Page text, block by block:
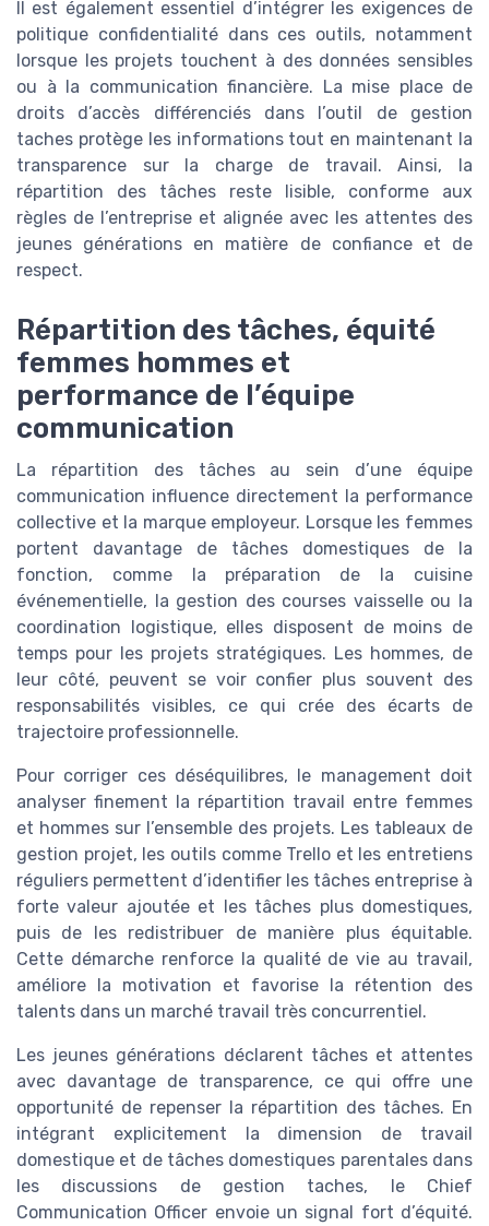
Il est également essentiel d’intégrer les exigences de
politique confidentialité dans ces outils, notamment
lorsque les projets touchent à des données sensibles
ou à la communication financière. La mise place de
droits d’accès différenciés dans l’outil de gestion
taches protège les informations tout en maintenant la
transparence sur la charge de travail. Ainsi, la
répartition des tâches reste lisible, conforme aux
règles de l’entreprise et alignée avec les attentes des
jeunes générations en matière de confiance et de
respect.
Répartition des tâches, équité
femmes hommes et
performance de l’équipe
communication
La répartition des tâches au sein d’une équipe
communication influence directement la performance
collective et la marque employeur. Lorsque les femmes
portent davantage de tâches domestiques de la
fonction, comme la préparation de la cuisine
événementielle, la gestion des courses vaisselle ou la
coordination logistique, elles disposent de moins de
temps pour les projets stratégiques. Les hommes, de
leur côté, peuvent se voir confier plus souvent des
responsabilités visibles, ce qui crée des écarts de
trajectoire professionnelle.
Pour corriger ces déséquilibres, le management doit
analyser finement la répartition travail entre femmes
et hommes sur l’ensemble des projets. Les tableaux de
gestion projet, les outils comme Trello et les entretiens
réguliers permettent d’identifier les tâches entreprise à
forte valeur ajoutée et les tâches plus domestiques,
puis de les redistribuer de manière plus équitable.
Cette démarche renforce la qualité de vie au travail,
améliore la motivation et favorise la rétention des
talents dans un marché travail très concurrentiel.
Les jeunes générations déclarent tâches et attentes
avec davantage de transparence, ce qui offre une
opportunité de repenser la répartition des tâches. En
intégrant explicitement la dimension de travail
domestique et de tâches domestiques parentales dans
les discussions de gestion taches, le Chief
Communication Officer envoie un signal fort d’équité.